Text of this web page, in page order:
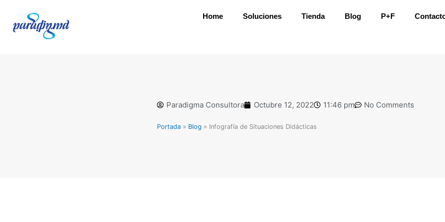
contenido
Home Soluciones Tienda Blog P+F
Paradigma Consultora Octubre 12, 2022 11:46 pm No Comments
Portada» Blog » Infografía de Situaciones Didácticas